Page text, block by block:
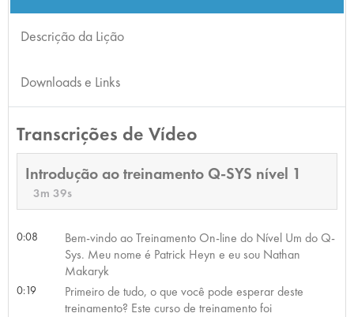
Descrição da Lição
Downloads e Links
Transcrições de Vídeo
Introdução ao treinamento Q-SYS nível 1
3m 39s
0:08
Bem-vindo ao Treinamento On-line do Nível Um do Q-
Sys. Meu nome é Patrick Heyn e eu sou Nathan
Makaryk
0:19
Primeiro de tudo, o que você pode esperar deste
treinamento? Este curso de treinamento foi